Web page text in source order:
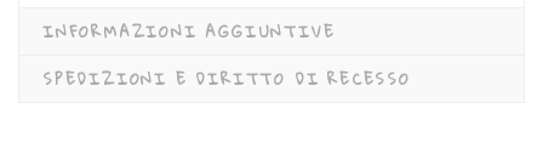
INFORMAZIONI AGGIUNTIVE
SPEDIZIONI E DIRITTO DI RECESSO